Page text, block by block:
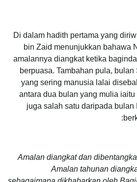
Di dalam hadith pertama yang
bin Zaid menunjukkan bahawa
amalannya diangkat ketika
berpuasa. Tambahan pula, bulan
yang sering manusia lalai
antara dua bulan yang mulia
juga salah satu daripada
“Amalan diangkat dan
Amalan tahunan